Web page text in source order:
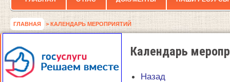
ГЛАВНАЯ > КАЛЕНДАРЬ МЕРОПРИЯТИЙ
Календарь
Назад